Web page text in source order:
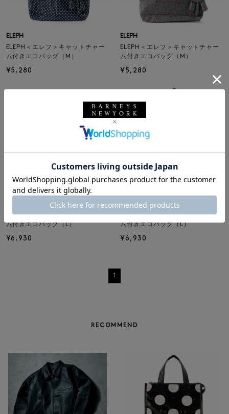
ELEPH
ELEPH＜エレフ＞キャットチャー
ム付きエコバッグ（M）
¥5,280
ELEPH
ELEPH＜エレフ＞キャットチャー
ム付きエコバッグ（M）
¥5,280
ELEPH＜エレフ＞キャットチャー
ム付きエコバッグ（L）
¥6,930
ELEPH
ELEPH＜エレフ＞キャットチャー
ム付きエコバッグ（L）
¥6,930
1
RECOMMEND